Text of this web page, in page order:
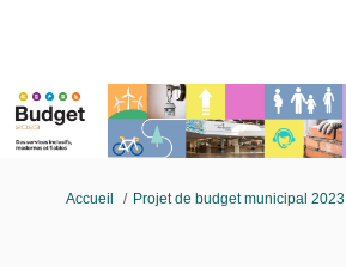
Vous êtes ici:
Accueil Projet de budget municipal 2023